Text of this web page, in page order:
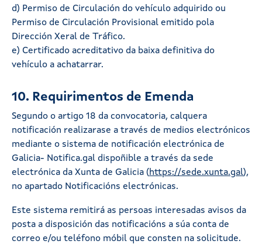
d) Permiso de Circulación do vehículo adquirido ou
Permiso de Circulación Provisional emitido pola
Dirección Xeral de Tráfico.
e) Certificado acreditativo da baixa definitiva do
vehículo a achatarrar.
10. Requirimentos de Emenda
Segundo o artigo 18 da convocatoria, calquera
notificación realizarase a través de medios electrónicos
mediante o sistema de notificación electrónica de
Galicia- Notifica.gal dispoñible a través da sede
electrónica da Xunta de Galicia (https://sede.xunta.gal),
no apartado Notificacións electrónicas.
Este sistema remitirá as persoas interesadas avisos da
posta a disposición das notificacións a súa conta de
correo e/ou teléfono móbil que consten na solicitude.